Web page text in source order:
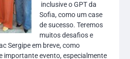
inclusive o GPT da
Sofia, como um case
de sucesso. Teremos
muitos desafios e
Sergipe em breve, como
importante evento, especialmente